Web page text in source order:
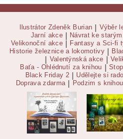
Ilustrátor Zdeněk Burian Výběr
Jarní akce Návrat ke
Velikonoční akce Fantasy a Sci-fi
Historie železnice a lokomotivy
Valentýnská akce
Baťa - Ohlédnutí za knihou
Black Friday 2 Udělejte si
Doprava zdarma Podzim s knihou